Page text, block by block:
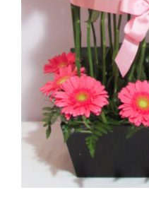
Por Evento
Detalles
Funebres